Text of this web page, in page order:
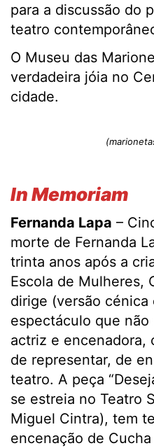
para a discussão do
teatro
O Museu das
verdadeira jóia no
cidade.
In Memoriam
Fernanda Lapa –
morte de Fernanda
trinta anos após a
Escola de Mulheres,
dirige (versão cénica
espectáculo que não
actriz e encenadora,
de representar, de
teatro. A peça
se estreia no Teatro
Miguel Cintra), tem
encenação de